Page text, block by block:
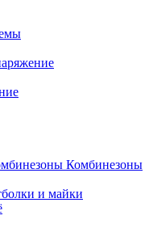
Комбинезоны
и майки